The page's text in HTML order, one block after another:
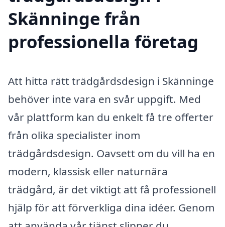
Skänninge från
professionella företag
Att hitta rätt trädgårdsdesign i Skänninge
behöver inte vara en svår uppgift. Med
vår plattform kan du enkelt få tre offerter
från olika specialister inom
trädgårdsdesign. Oavsett om du vill ha en
modern, klassisk eller naturnära
trädgård, är det viktigt att få professionell
hjälp för att förverkliga dina idéer. Genom